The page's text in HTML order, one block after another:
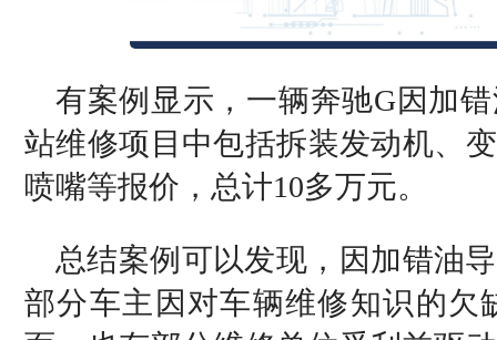
有案例显示，一辆奔驰G因加
站维修项目中包括拆装发动机、
喷嘴等报价，总计10多万元。
总结案例可以发现，因加错油
部分车主因对车辆维修知识的